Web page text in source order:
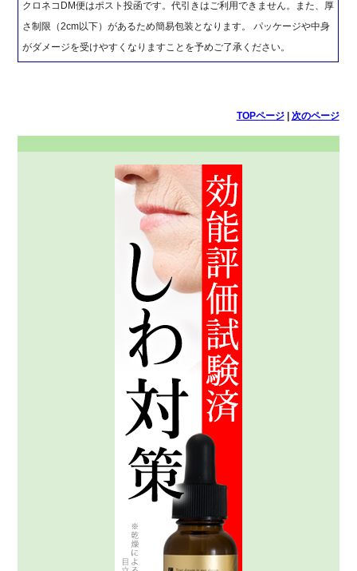
クロネコDM便はポスト投函です。代引きはご利用できません。また、厚
さ制限（2cm以下）があるため簡易包装となります。 パッケージや中身
がダメージを受けやすくなりますことを予めご了承ください。
TOPページ| 次のページ